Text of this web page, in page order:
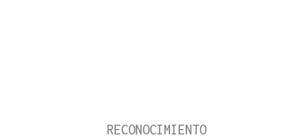
RECONOCIMIENTO